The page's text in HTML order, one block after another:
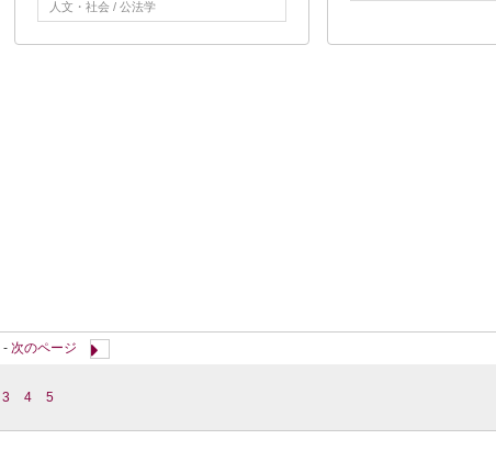
人文・社会 / 公法学
- 次のページ
3 4 5